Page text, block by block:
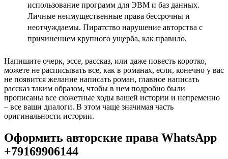
использование программ для ЭВМ и баз данных.
Личные неимущественные права бессрочны и
неотчуждаемы. Пиратство нарушение авторства с
причинением крупного ущерба, как правило.
Напишите очерк, эссе, рассказ, или даже повесть коротко,
можете не расписывать все, как в романах, если, конечно у вас
не появится желание написать роман, главное написать
рассказ таким образом, чтобы в нем подробно были
прописаны все сюжетные ходы вашей истории и непременно
– все ваши диалоги. В этом чаще значимая часть
оригинальности истории.
Оформить авторские права WhatsApp
+79169906144